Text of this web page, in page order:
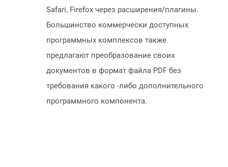
Safari, Firefox через расширения/плагины.
Большинство коммерчески доступных
программных комплексов также
предлагают преобразование своих
документов в формат файла PDF без
требования какого -либо дополнительного
программного компонента.